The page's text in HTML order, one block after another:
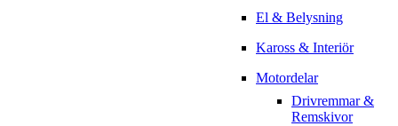
El & Belysning
Kaross & Interiör
Motordelar
Drivremmar &
Remskivor